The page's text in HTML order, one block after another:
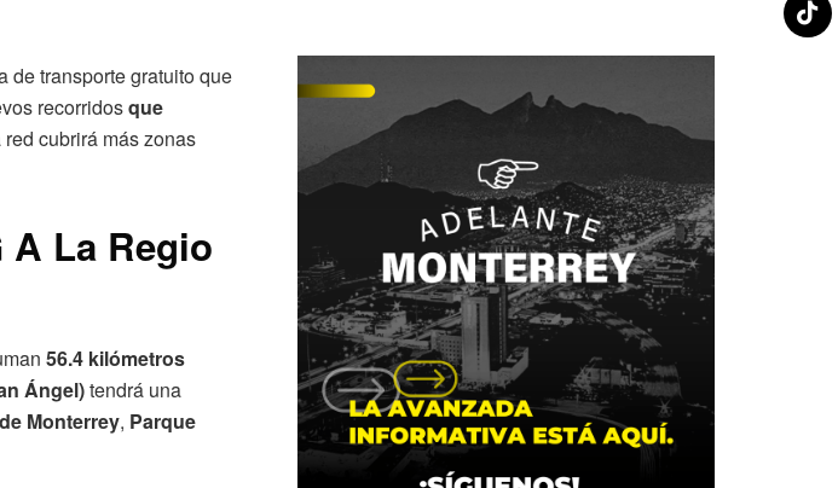
de transporte gratuito que
recorridosque
cubrirá más zonas
A La Regio
56.4 kilómetros
Ángel)tendrá una
Monterrey, Parque